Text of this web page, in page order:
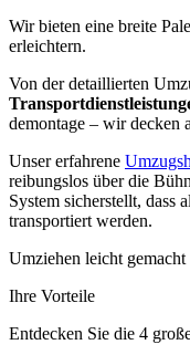
Wir bieten eine breite
erleichtern.
Von der detaillierten
demontage – wir decken
Unser erfahrene
reibungslos über die
System sicherstellt, dass
transportiert werden.
Umziehen leicht gemacht
Ihre Vorteile
Entdecken Sie die 4